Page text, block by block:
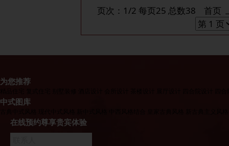
页次：1/2 每页25 总数38 首页
为您推荐
中式图库
在线预约尊享贵宾体验